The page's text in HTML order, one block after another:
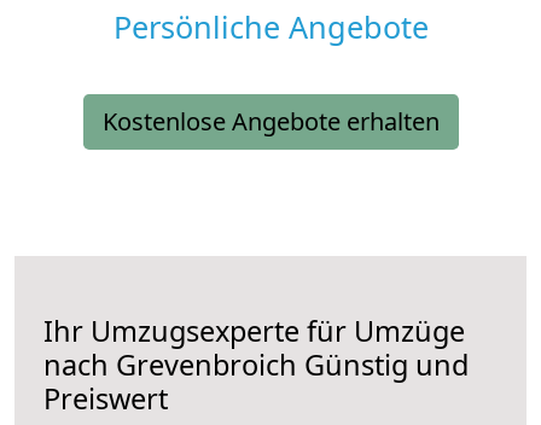
Persönliche Angebote
Kostenlose Angebote erhalten
Ihr Umzugsexperte für Umzüge
nach Grevenbroich Günstig und
Preiswert